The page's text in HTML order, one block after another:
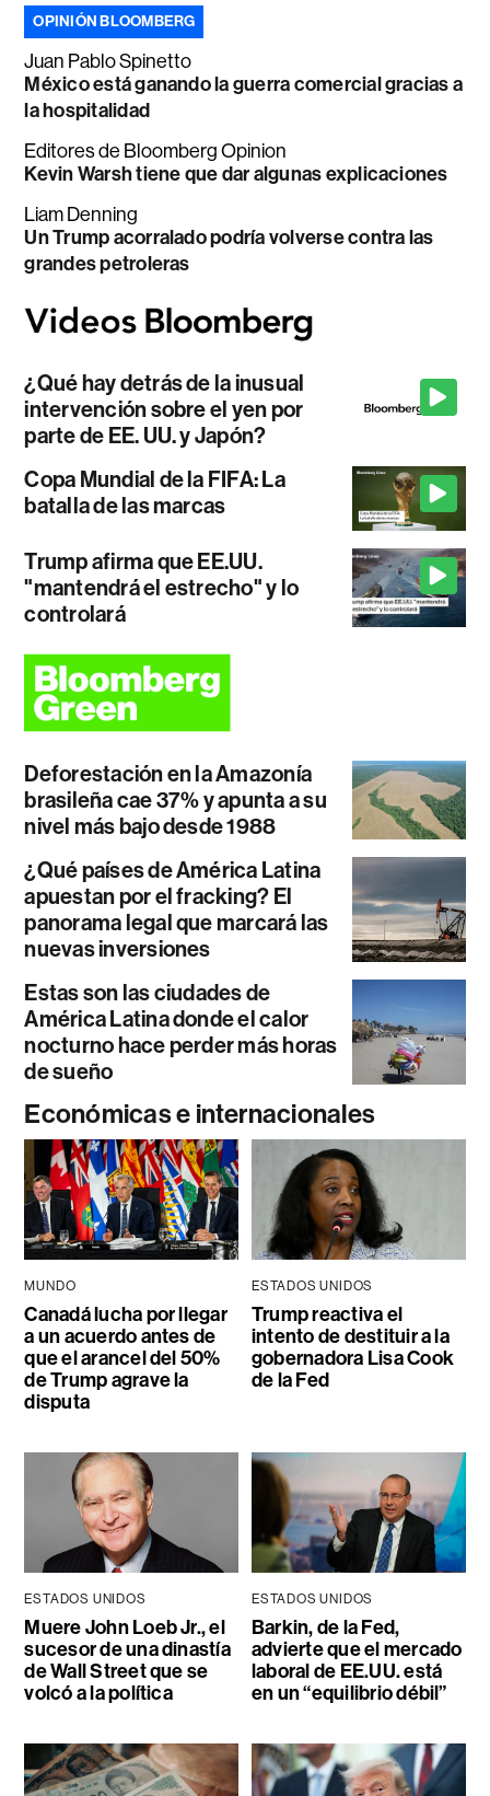
OPINIÓN BLOOMBERG
Juan Pablo Spinetto
México está ganando la guerra comercial gracias a
la hospitalidad
Editores de Bloomberg Opinion
Kevin Warsh tiene que dar algunas explicaciones
Liam Denning
Un Trump acorralado podría volverse contra las
grandes petroleras
¿Qué hay detrás de la inusual
intervención sobre el yen por
parte de EE. UU. y Japón?
Copa Mundial de la FIFA: La
batalla de las marcas
Trump afirma que EE.UU.
"mantendrá el estrecho" y lo
controlará
Deforestación en la Amazonía
brasileña cae 37% y apunta a su
nivel más bajo desde 1988
¿Qué países de América Latina
apuestan por el fracking? El
panorama legal que marcará las
nuevas inversiones
Estas son las ciudades de
América Latina donde el calor
nocturno hace perder más horas
de sueño
Económicas e internacionales
MUNDO
Canadá lucha por llegar
a un acuerdo antes de
que el arancel del 50%
de Trump agrave la
disputa
ESTADOS UNIDOS
Trump reactiva el
intento de destituir a la
gobernadora Lisa Cook
de la Fed
ESTADOS UNIDOS
Muere John Loeb Jr., el
sucesor de una dinastía
de Wall Street que se
volcó a la política
ESTADOS UNIDOS
Barkin, de la Fed,
advierte que el mercado
laboral de EE.UU. está
en un “equilibrio débil”